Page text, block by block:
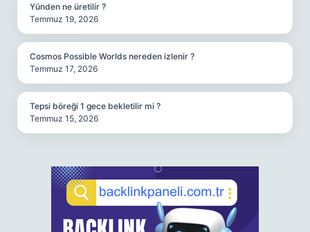
Yünden ne üretilir ?
Temmuz 19, 2026
Cosmos Possible Worlds nereden izlenir ?
Temmuz 17, 2026
Tepsi böreği 1 gece bekletilir mi ?
Temmuz 15, 2026